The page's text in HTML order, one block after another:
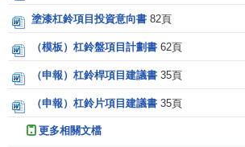
杠鈴策略案例[2]
指在一個領域採取保守性策略，在另一個
略，放棄中間路線，比如本職工作是公務
手。
塗漆杠鈴項目投資意向書 82頁
（模板）杠鈴盤項目計劃書 62頁
（申報）杠鈴桿項目建議書 35頁
（申報）杠鈴片項目建議書 35頁
更多相關文檔